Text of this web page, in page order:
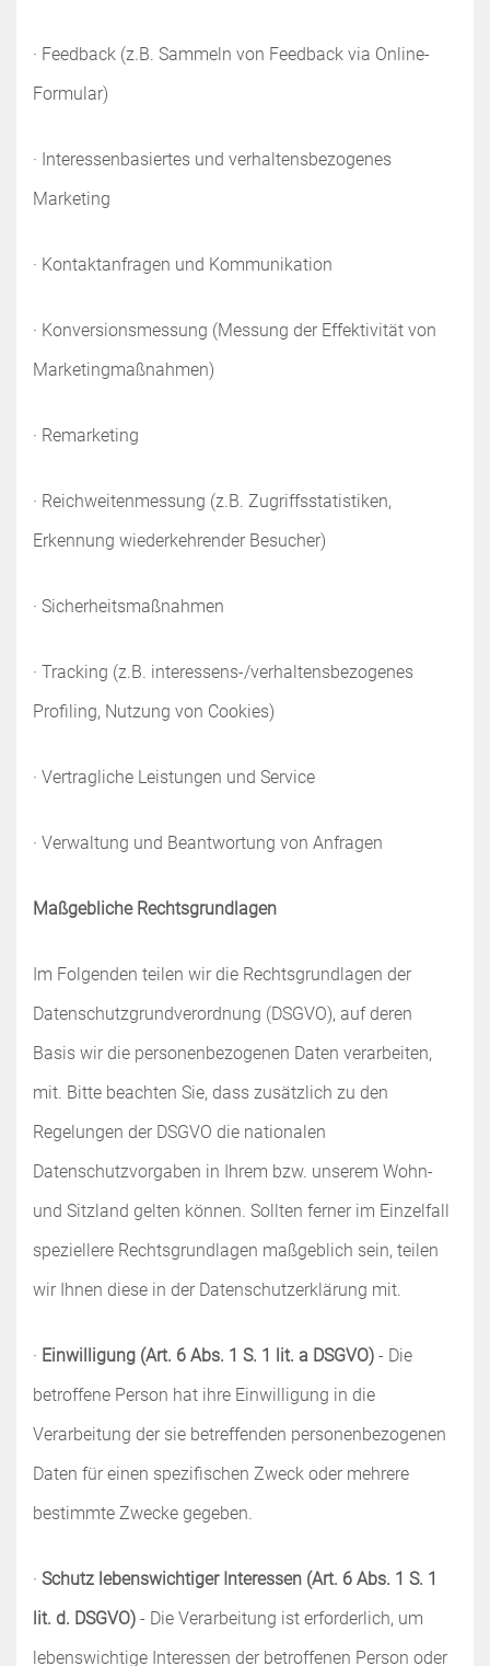
· Feedback (z.B. Sammeln von Feedback via Online-
Formular)
· Interessenbasiertes und verhaltensbezogenes
Marketing
· Kontaktanfragen und Kommunikation
· Konversionsmessung (Messung der Effektivität von
Marketingmaßnahmen)
· Remarketing
· Reichweitenmessung (z.B. Zugriffsstatistiken,
Erkennung wiederkehrender Besucher)
· Sicherheitsmaßnahmen
· Tracking (z.B. interessens-/verhaltensbezogenes
Profiling, Nutzung von Cookies)
· Vertragliche Leistungen und Service
· Verwaltung und Beantwortung von Anfragen
Maßgebliche Rechtsgrundlagen
Im Folgenden teilen wir die Rechtsgrundlagen der
Datenschutzgrundverordnung (DSGVO), auf deren
Basis wir die personenbezogenen Daten verarbeiten,
mit. Bitte beachten Sie, dass zusätzlich zu den
Regelungen der DSGVO die nationalen
Datenschutzvorgaben in Ihrem bzw. unserem Wohn-
und Sitzland gelten können. Sollten ferner im Einzelfall
speziellere Rechtsgrundlagen maßgeblich sein, teilen
wir Ihnen diese in der Datenschutzerklärung mit.
· Einwilligung (Art. 6 Abs. 1 S. 1 lit. a DSGVO) - Die
betroffene Person hat ihre Einwilligung in die
Verarbeitung der sie betreffenden personenbezogenen
Daten für einen spezifischen Zweck oder mehrere
bestimmte Zwecke gegeben.
· Schutz lebenswichtiger Interessen (Art. 6 Abs. 1 S. 1
lit. d. DSGVO) - Die Verarbeitung ist erforderlich, um
lebenswichtige Interessen der betroffenen Person oder